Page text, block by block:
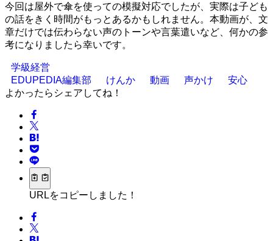
今回は屋外で傘を使っての模擬対応でしたが、実際は子ども
の話をきく時間がもっとあるかもしれません。本動画が、文
章だけでは伝わらない声のトーンや言葉遣いなど、何かの参
考になりましたら幸いです。
学級経営
EDUPEDIA編集部
けんか 動画 声かけ
安心
よかったらシェアしてね！
URLをコピーしました！